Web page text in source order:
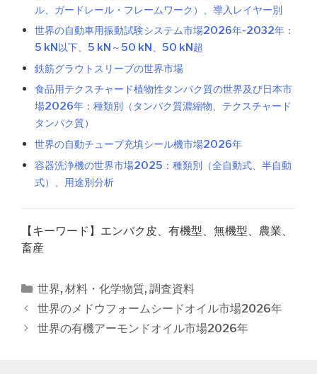
ル、ガードレール・フレームワーク）、導入レイヤー別
世界の自動車用振動試験システム市場2026年-2032年：
5 kN以下、5 kN～50 kN、50 kN超
鉄筋グラウトスリーブの世界市場
食品用テクスチャード植物性タンパク質の世界及び日本市
場2026年：種類別（タンパク質濃縮物、テクスチャード
タンパク質）
世界の自動チューブ充填シール機市場2026年
容器洗浄機の世界市場2025：種類別（全自動式、半自動
式）、用途別分析
【キーワード】エンバク皮、有機型、無機型、農業、
畜産
カ
テ
ゴ
世界, 材料・化学物質, 調査資料
投
稿
世界のメドウフォームシードオイル市場2026年
世界の有機アーモンドオイル市場2026年